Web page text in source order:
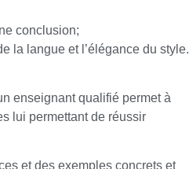
conclusion;
la langue et l’élégance du style.
enseignant qualifié permet à
lui permettant de réussir
et des exemples concrets et